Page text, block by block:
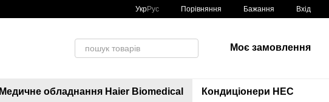
УкрРус Порівняння Бажання Вхід
Моє замовлення
Медичне обладнання Haier Biomedical Кондиціонери HEC